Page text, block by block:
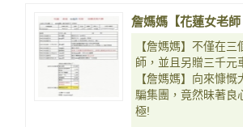
詹媽媽【花蓮女老
【詹媽媽】不僅在
師，並且另贈三千元
【詹媽媽】向來慷
騙集團，竟然昧著良
極!